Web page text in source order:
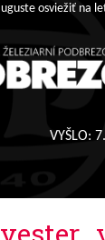
osviežiť na
VYŠLO: